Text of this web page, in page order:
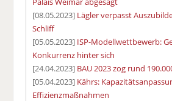
[08.05.2023] Lägler verpasst
Schliff
[05.05.2023] ISP-Modellwettbewerb:
Konkurrenz hinter sich
[24.04.2023] BAU 2023 zog rund
[05.04.2023] Kährs:
Effizienzmaßnahmen